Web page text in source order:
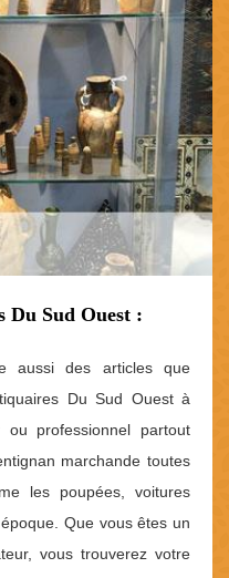
Du Sud Ouest :
aussi des articles que
Du Sud Ouest à
professionnel partout
marchande toutes
les poupées, voitures
Que vous êtes un
vous trouverez votre